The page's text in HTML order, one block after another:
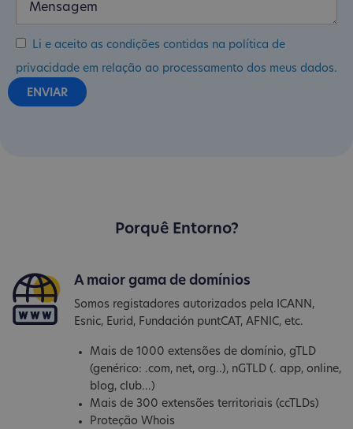
Li e aceito as condições contidas na política de
privacidade em relação ao processamento dos meus dados.
Porquê Entorno?
A maior gama de domínios
Somos registadores autorizados pela ICANN,
Esnic, Eurid, Fundación puntCAT, AFNIC, etc.
Mais de 1000 extensões de domínio, gTLD
(genérico: .com, net, org..), nGTLD (. app, online,
blog, club...)
Mais de 300 extensões territoriais (ccTLDs)
Proteção Whois